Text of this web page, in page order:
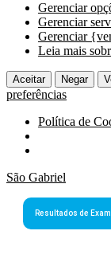
Gerenciar
Gerenciar
Gerenciar
Leia mais
Aceitar Negar
preferências
Política de
São Gabriel
Resultados de